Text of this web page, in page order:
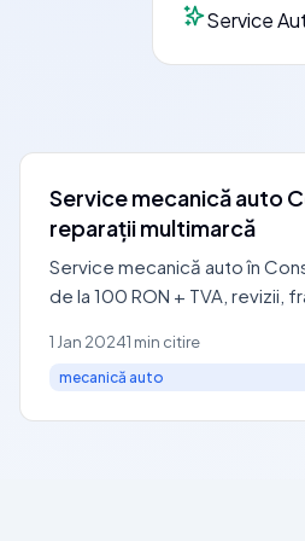
Service
Service mecanică auto
reparații multimarcă
Service mecanică auto în
de la 100 RON + TVA, revizii,
1 Jan 20241 min citire
mecanică auto